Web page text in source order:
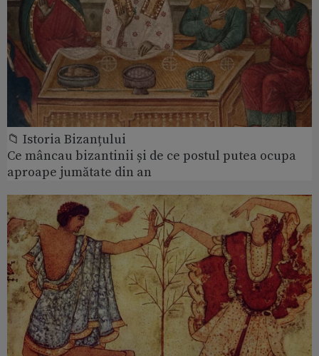
📁 Istoria Bizanțului
Ce mâncau bizantinii și de ce postul putea ocupa
aproape jumătate din an